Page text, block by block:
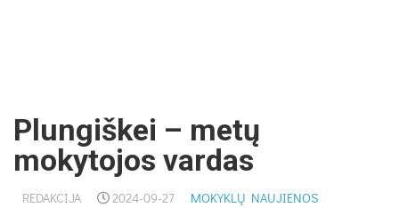
Plungiškei – metų
mokytojos vardas
REDAKCIJA 2024-09-27 MOKYKLŲ NAUJIENOS